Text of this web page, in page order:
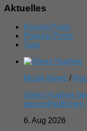
Aktuelles
Recent Posts
Popular Posts
Tags
Musik-News /
Glenn Hughes
gesundheitlichen
6. Aug 2026